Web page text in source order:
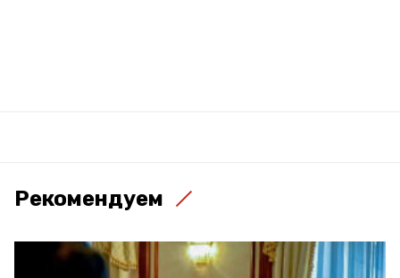
Рекомендуем